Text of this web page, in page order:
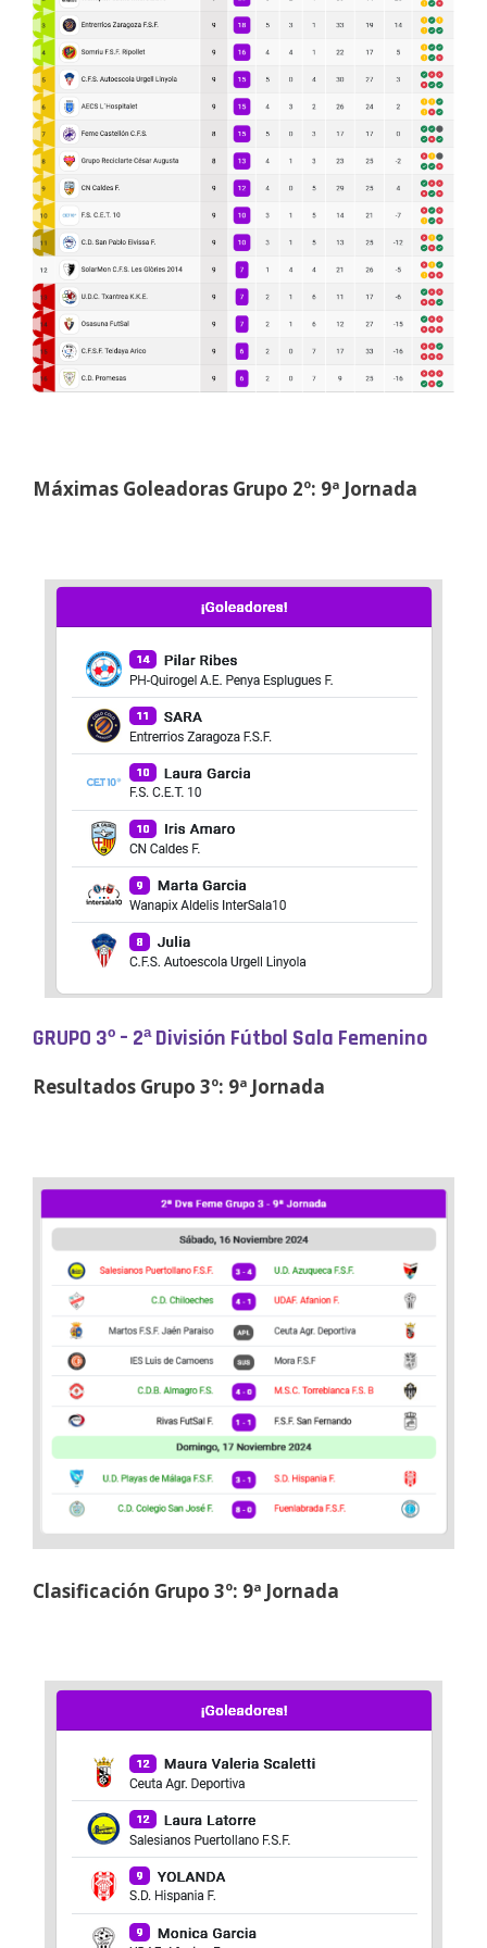
Máximas Goleadoras Grupo 2º: 9ª Jornada
GRUPO 3º – 2ª División Fútbol Sala Femenino
Resultados Grupo 3º: 9ª Jornada
Clasificación Grupo 3º: 9ª Jornada